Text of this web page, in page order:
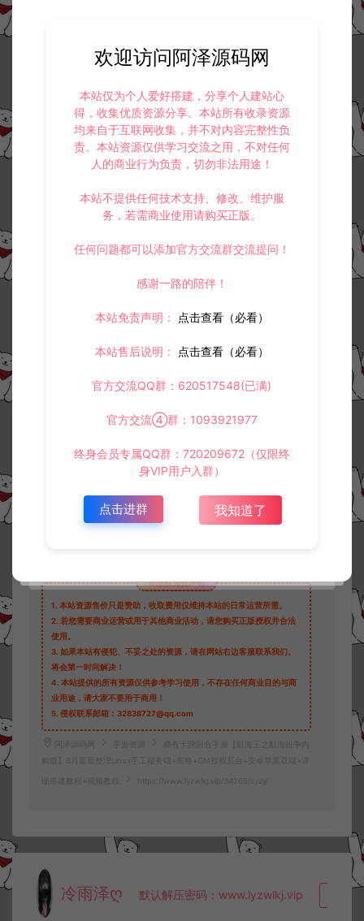
收藏 (0) 0
©版权免责声明
1. 本站资源售价只是赞助，收取费用仅维持本站的日常运营所需。
2. 若您需要商业运营或用于其他商业活动，请您购买正版授权并合法
使用。
3. 如果本站有侵犯、不妥之处的资源，请在网站右边客服联系我们。
将会第一时间解决！
4. 本站提供的所有资源仅供参考学习使用，不存在任何商业目的与商
业用途，请大家不要用于商用！
5. 侵权联系邮箱：32838727@qq.com
阿泽源码网 手游资源
稀有卡牌回合手游【航海王之航海纷争内
购版】6月最新整理Linux手工服务端+表格+GM授权后台+安卓苹果双端+详
细搭建教程+视频教程 https://www.lyzwlkj.vip/34265/syzy/
冷雨泽ღ 默认解压密码：www.lyzwlkj.vip
欢迎访问阿泽源码网
本站仅为个人爱好搭建，分享个人建站心
得，收集优质资源分享。本站所有收录资源
均来自于互联网收集，并不对内容完整性负
责。本站资源仅供学习交流之用，不对任何
人的商业行为负责，切勿非法用途！
本站不提供任何技术支持、修改、维护服
务，若需商业使用请购买正版。
任何问题都可以添加官方交流群交流提问！
感谢一路的陪伴！
本站免责声明： 点击查看（必看）
本站售后说明： 点击查看（必看）
官方交流QQ群：620517548(已满)
官方交流④群：1093921977
终身会员专属QQ群：720209672（仅限终
身VIP用户入群）
点击进群 我知道了